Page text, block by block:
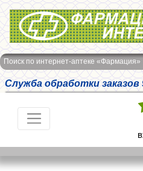
Интернет-аптека Фармация
Поиск по интернет-аптеке «Фармация»
Служба обработки заказов